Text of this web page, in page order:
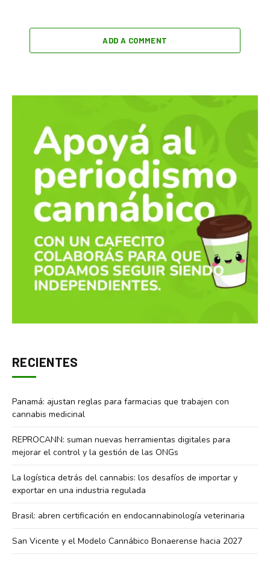
ADD A COMMENT
RECIENTES
Panamá: ajustan reglas para farmacias que trabajen con
cannabis medicinal
REPROCANN: suman nuevas herramientas digitales para
mejorar el control y la gestión de las ONGs
La logística detrás del cannabis: los desafíos de importar y
exportar en una industria regulada
Brasil: abren certificación en endocannabinología veterinaria
San Vicente y el Modelo Cannábico Bonaerense hacia 2027